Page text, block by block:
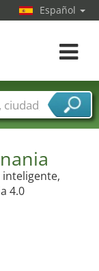
4.0
Español
toggle